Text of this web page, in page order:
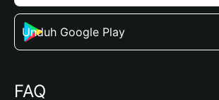
Unduh Google Play
FAQ